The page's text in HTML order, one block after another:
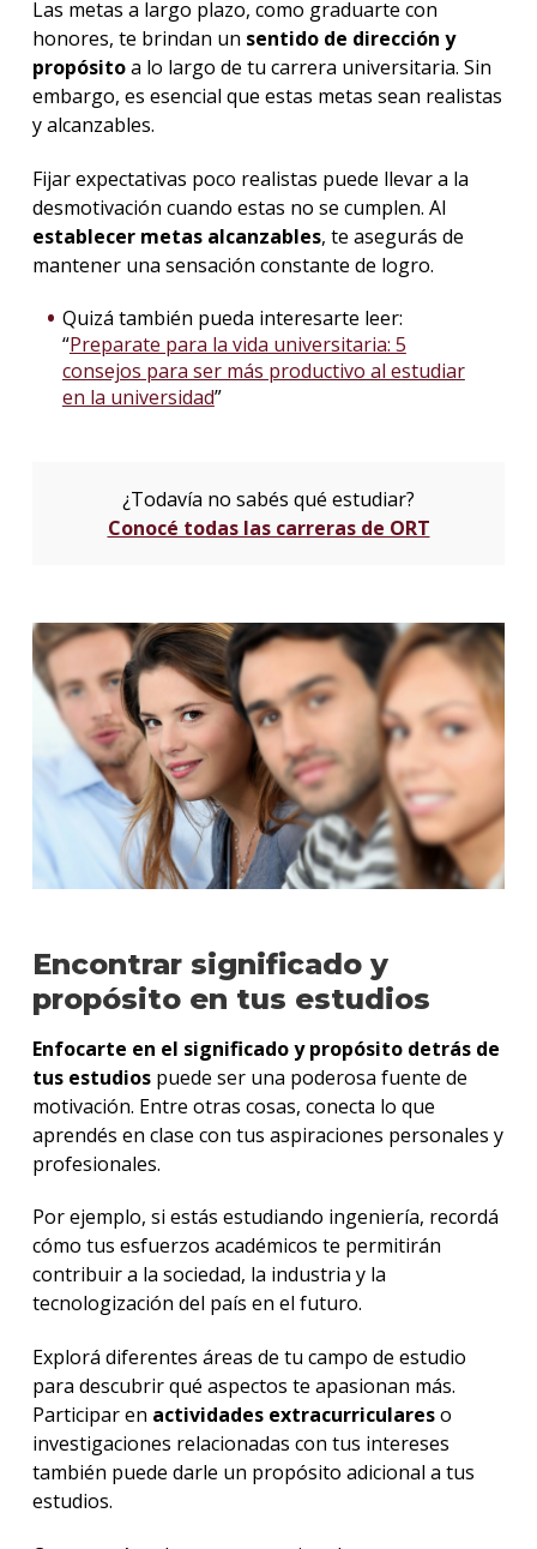
Las metas a largo plazo, como graduarte con
honores, te brindan un sentido de dirección y
propósitoa lo largo de tu carrera universitaria. Sin
embargo, es esencial que estas metas sean realistas
y alcanzables.
Fijar expectativas poco realistas puede llevar a la
desmotivación cuando estas no se cumplen. Al
establecer metas alcanzables, te asegurás de
mantener una sensación constante de logro.
Quizá también pueda interesarte leer:
“Preparate para la vida universitaria: 5
consejos para ser más productivo al estudiar
en la universidad”
¿Todavía no sabés qué estudiar?
Conocé todas las carreras de ORT
Encontrar significado y
propósito en tus estudios
Enfocarte en el significado y propósito detrás de
tus estudiospuede ser una poderosa fuente de
motivación. Entre otras cosas, conecta lo que
aprendés en clase con tus aspiraciones personales y
profesionales.
Por ejemplo, si estás estudiando ingeniería, recordá
cómo tus esfuerzos académicos te permitirán
contribuir a la sociedad, la industria y la
tecnologización del país en el futuro.
Explorá diferentes áreas de tu campo de estudio
para descubrir qué aspectos te apasionan más.
Participar en actividades extracurriculareso
investigaciones relacionadas con tus intereses
también puede darle un propósito adicional a tus
estudios.